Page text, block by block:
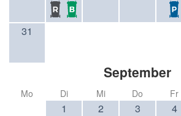
31
September
Mo Di Mi Do Fr
1 2 3 4